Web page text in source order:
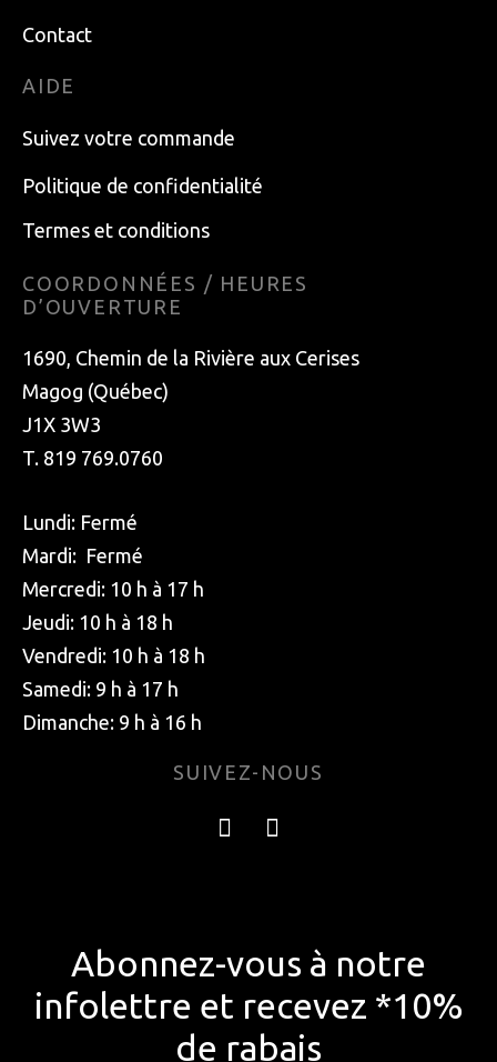
Contact
AIDE
Suivez votre commande
Politique de confidentialité
Termes et conditions
COORDONNÉES / HEURES
D’OUVERTURE
1690, Chemin de la Rivière aux Cerises
Magog (Québec)
J1X 3W3
T. 819 769.0760
Lundi: Fermé
Mardi: Fermé
Mercredi: 10 h à 17 h
Jeudi: 10 h à 18 h
Vendredi: 10 h à 18 h
Samedi: 9 h à 17 h
Dimanche: 9 h à 16 h
SUIVEZ-NOUS
Abonnez-vous à notre
infolettre et recevez *10%
de rabais